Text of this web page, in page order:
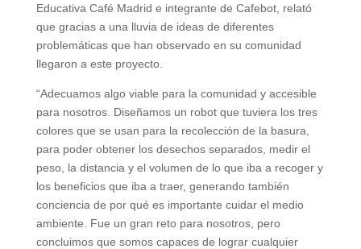
Educativa Café Madrid e integrante de Cafebot, relató
que gracias a una lluvia de ideas de diferentes
problemáticas que han observado en su comunidad
llegaron a este proyecto.
“Adecuamos algo viable para la comunidad y accesible
para nosotros. Diseñamos un robot que tuviera los tres
colores que se usan para la recolección de la basura,
para poder obtener los desechos separados, medir el
peso, la distancia y el volumen de lo que iba a recoger y
los beneficios que iba a traer, generando también
conciencia de por qué es importante cuidar el medio
ambiente. Fue un gran reto para nosotros, pero
concluimos que somos capaces de lograr cualquier